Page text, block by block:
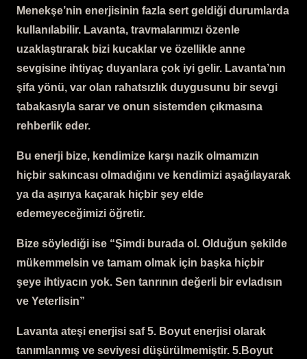
Menekşe’nin enerjisinin fazla sert geldiği durumlarda
kullanılabilir. Lavanta, travmalarımızı özenle
uzaklaştırarak bizi kucaklar ve özellikle anne
sevgisine ihtiyaç duyanlara çok iyi gelir. Lavanta’nın
şifa yönü, var olan rahatsızlık duygusunu bir sevgi
tabakasıyla sarar ve onun sistemden çıkmasına
rehberlik eder.
Bu enerji bize, kendimize karşı nazik olmamızın
hiçbir sakıncası olmadığını ve kendimizi aşağılayarak
ya da aşırıya kaçarak hiçbir şey elde
edemeyeceğimizi öğretir.
Bize söylediği ise “Şimdi burada ol. Olduğun şekilde
mükemmelsin ve tamam olmak için başka hiçbir
şeye ihtiyacın yok. Sen tanrının değerli bir evladısın
ve Yeterlisin”
Lavanta ateşi enerjisi saf 5. Boyut enerjisi olarak
tanımlanmış ve seviyesi düşürülmemiştir. 5.Boyut